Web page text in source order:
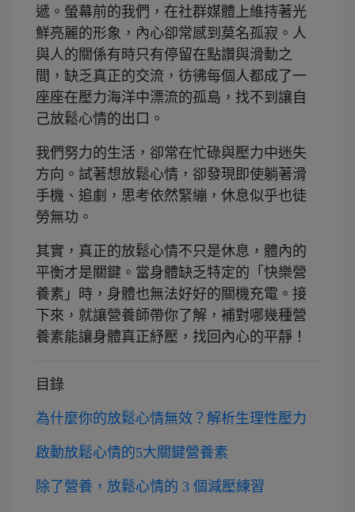
遞。螢幕前的我們，在社群媒體上維持著光
鮮亮麗的形象，內心卻常感到莫名孤寂。人
與人的關係有時只有停留在點讚與滑動之
間，缺乏真正的交流，彷彿每個人都成了一
座座在壓力海洋中漂流的孤島，找不到讓自
己放鬆心情的出口。
我們努力的生活，卻常在忙碌與壓力中迷失
方向。試著想放鬆心情，卻發現即使躺著滑
手機、追劇，思考依然緊繃，休息似乎也徒
勞無功。
其實，真正的放鬆心情不只是休息，體內的
平衡才是關鍵。當身體缺乏特定的「快樂營
養素」時，身體也無法好好的關機充電。接
下來，就讓營養師帶你了解，補對哪幾種營
養素能讓身體真正紓壓，找回內心的平靜！
目錄
為什麼你的放鬆心情無效？解析生理性壓力
啟動放鬆心情的5大關鍵營養素
除了營養，放鬆心情的 3 個減壓練習